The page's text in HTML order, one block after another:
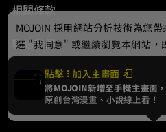
相關條款
聯絡我們
© 2024 gamania Digital
點擊 加入主畫面
將MOJOIN新增至手機主畫面
原創台灣漫畫、小說線上看！
MOJOIN 採用網站分析技術為您
選 "我同意" 或繼續瀏覽本網站，
Cookie，欲瞭解更多資訊請見隱
我同意